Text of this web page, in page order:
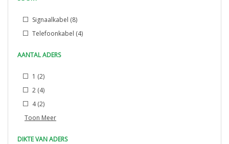
Signaalkabel (8)
Telefoonkabel (4)
AANTAL ADERS
1 (2)
2 (4)
4(2)
Toon Meer
DIKTE VAN ADERS